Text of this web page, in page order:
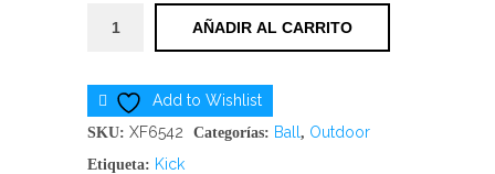
original
era:
£50.00.
actual
es:
£49.99.
AÑADIR AL CARRITO
Add to Wishlist
SKU: XF6542 Categorías: Ball , Outdoor
Etiqueta: Kick